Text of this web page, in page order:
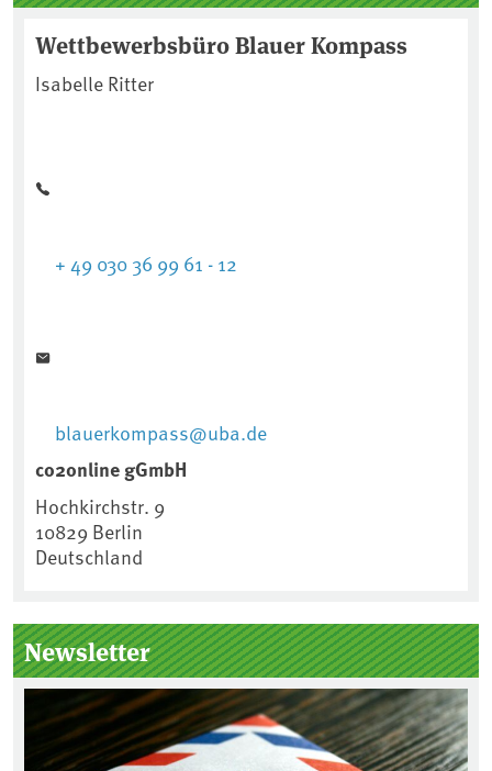
Wettbewerbsbüro Blauer Kompass
Isabelle Ritter
+ 49 030 36 99 61 - 12
blauerkompass@uba.de
co2online gGmbH
Hochkirchstr. 9
10829 Berlin
Deutschland
Newsletter